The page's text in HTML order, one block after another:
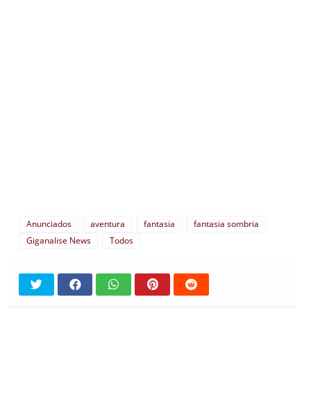
Anunciados aventura fantasia
fantasia sombria
Giganalise News
Todos